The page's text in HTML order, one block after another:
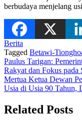
berbudaya menjelang
Berita
Tagged Betawi-
Post
navigation
Paulus Tarigan:
Rakyat dan Fokus pada
Mertua Ketua Dewan
Usia di Usia 90 Tahun,
Related Posts